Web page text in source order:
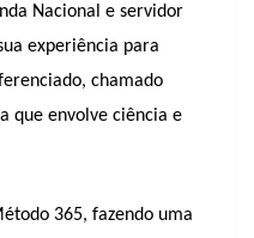
Nacional e servidor
experiência para
chamado
que envolve ciência e
365, fazendo uma